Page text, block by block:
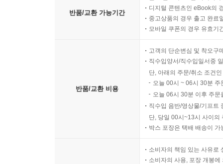
반품/교환 가능기간
디지털 콘텐츠인 eBook의
중고상품의 경우 출고 완료
모바일 쿠폰의 경우 유효기
반품/교환 비용
고객의 단순변심 및 착오구
직수입양서/직수입일서중
단, 아래의 주문/취소 조건
오늘 00시 ~ 06시 30분
오늘 06시 30분 이후 주
직수입 음반/영상물/기프트
단, 당일 00시~13시 사이의
박스 포장은 택배 배송이
소비자의 책임 있는 사유로
소비자의 사용, 포장 개봉